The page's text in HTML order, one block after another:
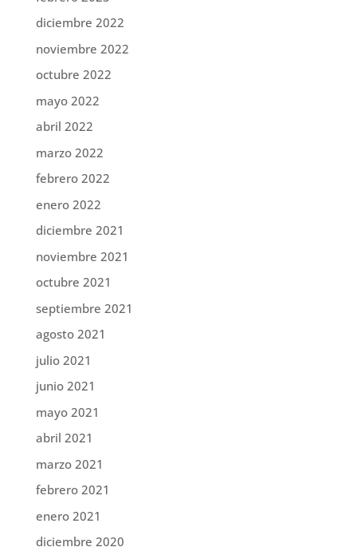
diciembre 2022
noviembre 2022
octubre 2022
mayo 2022
abril 2022
marzo 2022
febrero 2022
enero 2022
diciembre 2021
noviembre 2021
octubre 2021
septiembre 2021
agosto 2021
julio 2021
junio 2021
mayo 2021
abril 2021
marzo 2021
febrero 2021
enero 2021
diciembre 2020